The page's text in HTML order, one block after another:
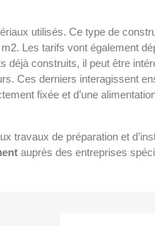
utilisés. Ce type de
Les tarifs vont également
construits, il peut être
Ces derniers interagissent
fixée et d’une
travaux de préparation et
auprès des entreprises